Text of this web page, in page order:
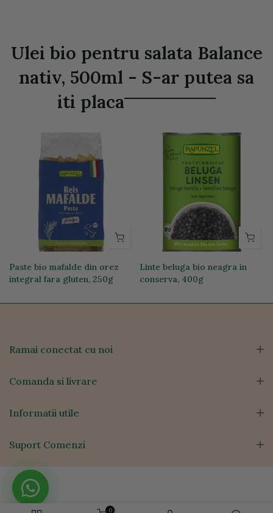
Ulei bio pentru salata Balance
nativ, 500ml - S-ar putea sa
iti placa
Paste bio mafalde din orez
integral fara gluten, 250g
Linte beluga bio neagra in
conserva, 400g
Ramai conectat cu noi
Comanda si livrare
Informatii utile
Suport Comenzi
0